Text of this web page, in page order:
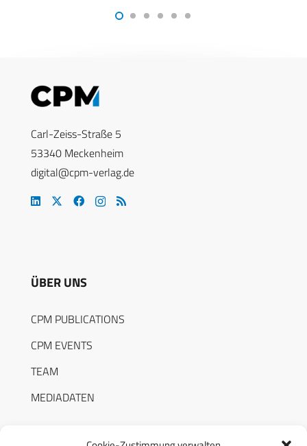
Carl-Zeiss-Straße 5
53340 Meckenheim
digital@cpm-verlag.de
ÜBER UNS
CPM PUBLICATIONS
CPM EVENTS
TEAM
MEDIADATEN